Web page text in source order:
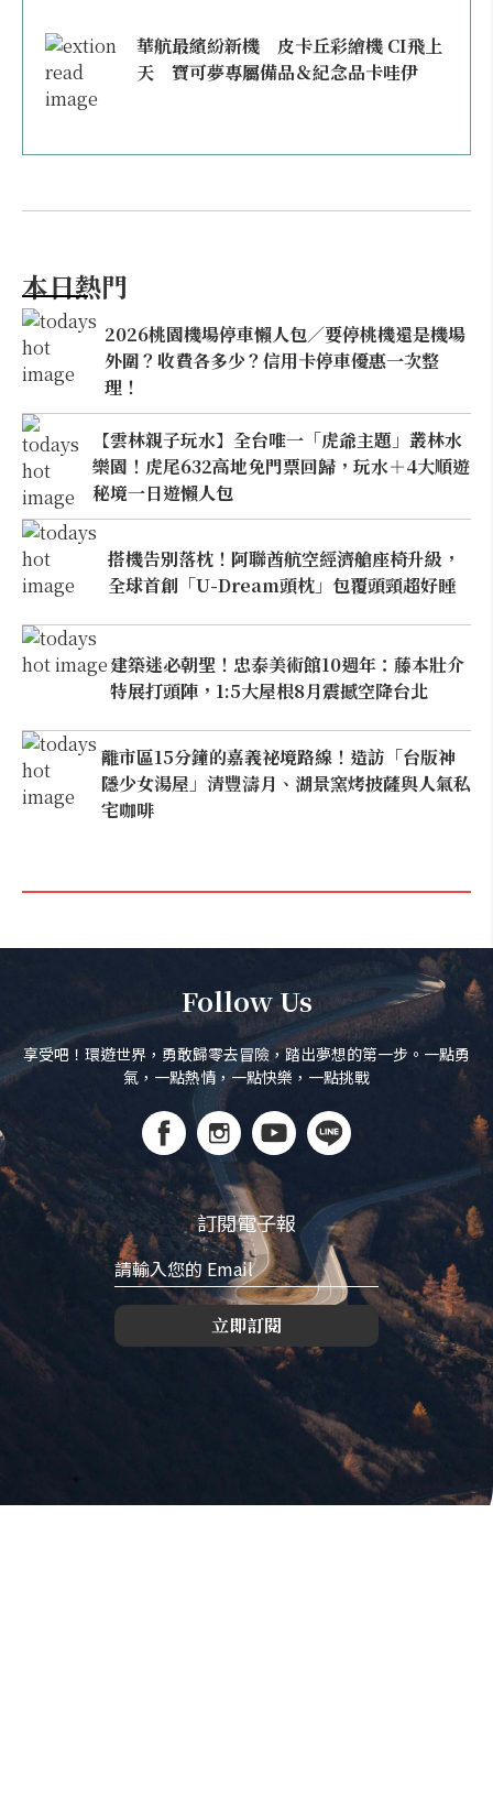
華航最繽紛新機 皮卡丘彩繪機 CI飛上
天 寶可夢專屬備品＆紀念品卡哇伊
本日熱門
2026桃園機場停車懶人包／要停桃機還是機場
外圍？收費各多少？信用卡停車優惠一次整
理！
【雲林親子玩水】全台唯一「虎爺主題」叢林水
樂園！虎尾632高地免門票回歸，玩水＋4大順遊
秘境一日遊懶人包
搭機告別落枕！阿聯酋航空經濟艙座椅升級，
全球首創「U-Dream頭枕」包覆頭頸超好睡
建築迷必朝聖！忠泰美術館10週年：藤本壯介
特展打頭陣，1:5大屋根8月震撼空降台北
離市區15分鐘的嘉義祕境路線！造訪「台版神
隱少女湯屋」清豐濤月、湖景窯烤披薩與人氣私
宅咖啡
Follow Us
享受吧！環遊世界，勇敢歸零去冒險，踏出夢想的第一步。一點勇
氣，一點熱情，一點快樂，一點挑戰
訂閱電子報
立即訂閱